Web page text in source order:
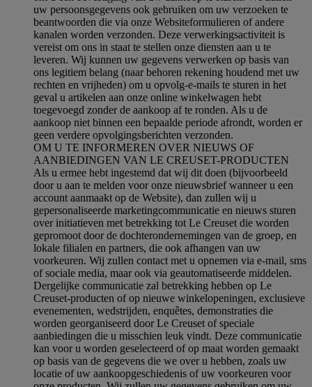
uw persoonsgegevens ook gebruiken om uw verzoeken te
beantwoorden die via onze Websiteformulieren of andere
kanalen worden verzonden. Deze verwerkingsactiviteit is
vereist om ons in staat te stellen onze diensten aan u te
leveren. Wij kunnen uw gegevens verwerken op basis van
ons legitiem belang (naar behoren rekening houdend met uw
rechten en vrijheden) om u opvolg-e-mails te sturen in het
geval u artikelen aan onze online winkelwagen hebt
toegevoegd zonder de aankoop af te ronden. Als u de
aankoop niet binnen een bepaalde periode afrondt, worden er
geen verdere opvolgingsberichten verzonden.
OM U TE INFORMEREN OVER NIEUWS OF
AANBIEDINGEN VAN LE CREUSET-PRODUCTEN
Als u ermee hebt ingestemd dat wij dit doen (bijvoorbeeld
door u aan te melden voor onze nieuwsbrief wanneer u een
account aanmaakt op de Website), dan zullen wij u
gepersonaliseerde marketingcommunicatie en nieuws sturen
over initiatieven met betrekking tot Le Creuset die worden
gepromoot door de dochterondernemingen van de groep, en
lokale filialen en partners, die ook afhangen van uw
voorkeuren. Wij zullen contact met u opnemen via e-mail, sms
of sociale media, maar ook via geautomatiseerde middelen.
Dergelijke communicatie zal betrekking hebben op Le
Creuset-producten of op nieuwe winkelopeningen, exclusieve
evenementen, wedstrijden, enquêtes, demonstraties die
worden georganiseerd door Le Creuset of speciale
aanbiedingen die u misschien leuk vindt. Deze communicatie
kan voor u worden geselecteerd of op maat worden gemaakt
op basis van de gegevens die we over u hebben, zoals uw
locatie of uw aankoopgeschiedenis of uw voorkeuren voor